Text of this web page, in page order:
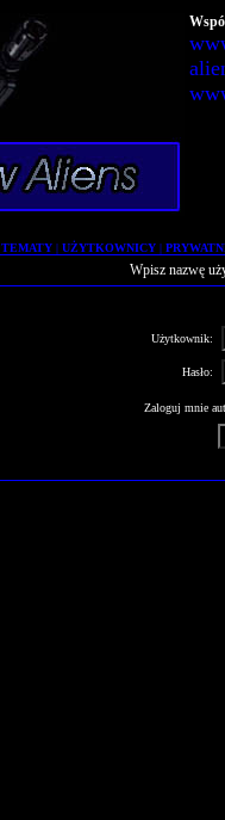
TEMATY | UŻYTKOWNICY |
Wpisz nazwę
Użytkownik:
Hasło:
Zaloguj mnie